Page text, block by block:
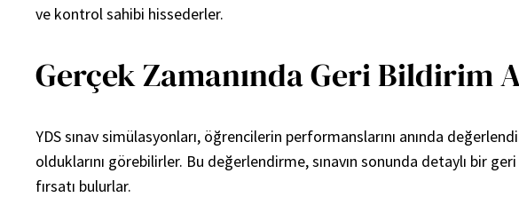
ve kontrol sahibi hissederler.
Gerçek Zamanında Geri Bildirim
YDS sınav simülasyonları, öğrencilerin performanslarını anında
olduklarını görebilirler. Bu değerlendirme, sınavın sonunda detaylı bir
fırsatı bulurlar.